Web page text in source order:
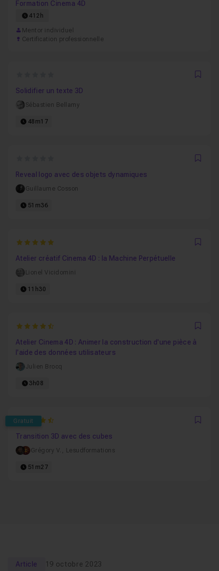
Formation Cinema 4D
412h
Mentor individuel
Certification professionnelle
Solidifier un texte 3D
Sébastien Bellamy
48m17
Reveal logo avec des objets dynamiques
Guillaume Cosson
51m36
5
Atelier créatif Cinema 4D : la Machine Perpétuelle
Lionel Vicidomini
11h30
4.8235294117647
Atelier Cinema 4D : Animer la construction d'une pièce à
l'aide des données utilisateurs
Julien Brocq
3h08
Gratuit
4.8235294117647
Transition 3D avec des cubes
Grégory V. , Lesudformations
51m27
Article 19 octobre 2023